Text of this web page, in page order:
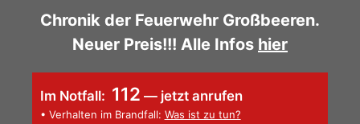
Chronik der Feuerwehr Großbeeren.
Neuer Preis!!! Alle Infos hier
Im Notfall: 112 — jetzt anrufen
• Verhalten im Brandfall: Was ist zu tun?